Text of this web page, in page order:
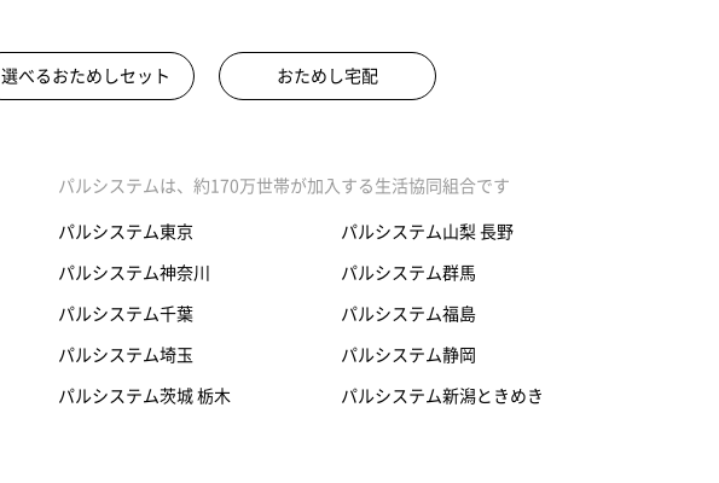
選べるおためしセット おためし宅配
パルシステムは、約170万世帯が加入する生活協同組合です
パルシステム東京
パルシステム神奈川
パルシステム千葉
パルシステム埼玉
パルシステム茨城 栃木
パルシステム山梨 長野
パルシステム群馬
パルシステム福島
パルシステム静岡
パルシステム新潟ときめき